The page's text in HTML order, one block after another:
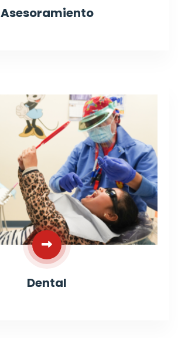
Asesoramiento
Dental